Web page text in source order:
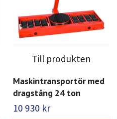
Till produkten
Maskintransportör med
dragstång 24 ton
10 930 kr